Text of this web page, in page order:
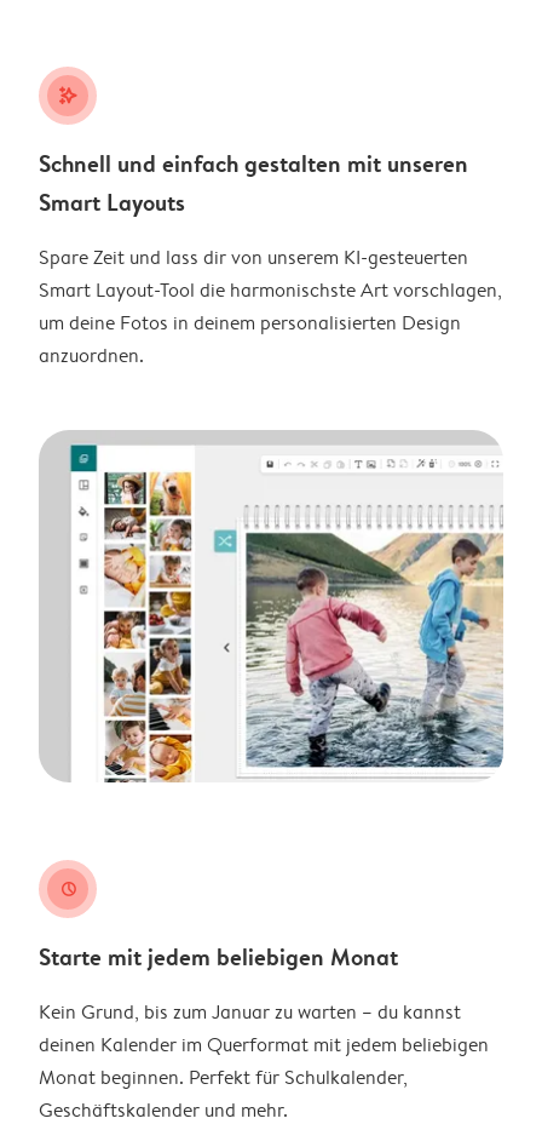
stars_plus
Schnell und einfach gestalten mit unseren
Smart Layouts
Spare Zeit und lass dir von unserem KI-gesteuerten
Smart Layout-Tool die harmonischste Art vorschlagen,
um deine Fotos in deinem personalisierten Design
anzuordnen.
clock
Starte mit jedem beliebigen Monat
Kein Grund, bis zum Januar zu warten – du kannst
deinen Kalender im Querformat mit jedem beliebigen
Monat beginnen. Perfekt für Schulkalender,
Geschäftskalender und mehr.